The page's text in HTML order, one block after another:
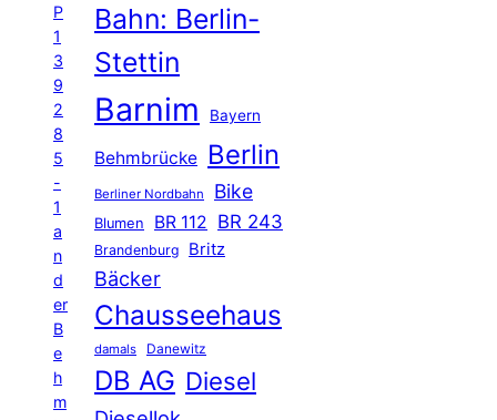
P
1
3
9
2
8
5
-
1
a
n
d
er
B
e
h
m
Bahn: Berlin-
Stettin
Barnim Bayern
Behmbrücke Berlin
Berliner Nordbahn Bike
Blumen BR 112 BR 243
Brandenburg Britz
Bäcker
Chausseehaus
damals Danewitz
DB AG Diesel